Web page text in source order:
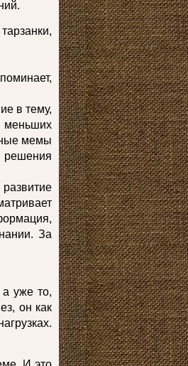
в тему,
меньших
мемы
решения
За
уже то,
он как